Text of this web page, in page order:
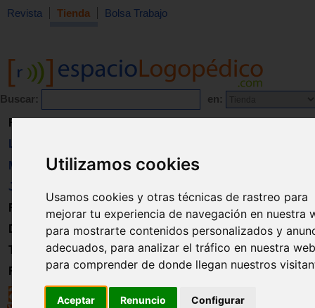
Utilizamos cookies
Usamos cookies y otras técnicas de rastreo para
mejorar tu experiencia de navegación en nuestra
para mostrarte contenidos personalizados y
adecuados, para analizar el tráfico en nuestra
para comprender de donde llegan nuestros
Aceptar Renuncio Configurar
Revista Tienda Bolsa Trabajo
Buscar: en:
Revista
Libros
Material
Juguetes
Formación
Directorio
Trabajo
Registro